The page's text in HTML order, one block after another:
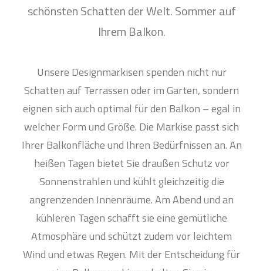
schönsten Schatten der Welt. Sommer auf
Ihrem Balkon.
Unsere Designmarkisen spenden nicht nur
Schatten auf Terrassen oder im Garten, sondern
eignen sich auch optimal für den Balkon – egal in
welcher Form und Größe. Die Markise passt sich
Ihrer Balkonfläche und Ihren Bedürfnissen an. An
heißen Tagen bietet Sie draußen Schutz vor
Sonnenstrahlen und kühlt gleichzeitig die
angrenzenden Innenräume. Am Abend und an
kühleren Tagen schafft sie eine gemütliche
Atmosphäre und schützt zudem vor leichtem
Wind und etwas Regen. Mit der Entscheidung für